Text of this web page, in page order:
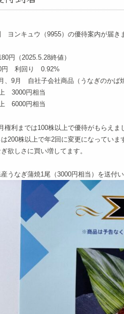
ヨンキュウ（9955）の優待案内が届き
円（2025.5.28終値）
利回り 0.92%
9月 自社子会社商品（うなぎのかば焼
3000円相当
6000円相当
権利までは100株以上で優待がもらえま
200株以上で年2回に変更になっていま
欲しさに買い増してます。
うなぎ蒲焼1尾（3000円相当）を送付い